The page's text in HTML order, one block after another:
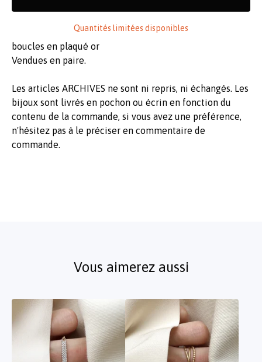
Quantités limitées disponibles
boucles en plaqué or
Vendues en paire.
Les articles ARCHIVES ne sont ni repris, ni échangés. Les
bijoux sont livrés en pochon ou écrin en fonction du
contenu de la commande, si vous avez une préférence,
n'hésitez pas à le préciser en commentaire de
commande.
Vous aimerez aussi